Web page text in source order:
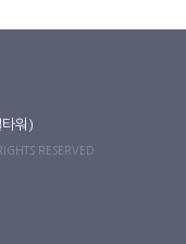
워)
RESERVED